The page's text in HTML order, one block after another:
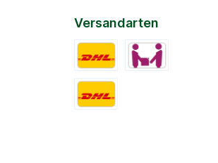
Versandarten